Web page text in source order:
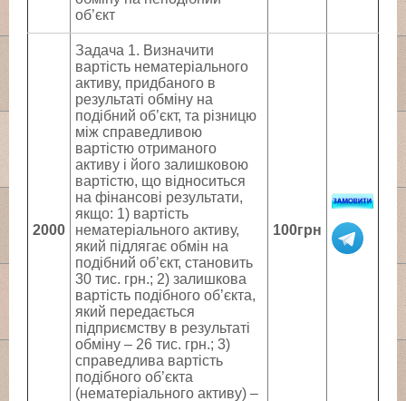
об’єкт
2000
Задача 1. Визначити
вартість нематеріального
активу, придбаного в
результаті обміну на
подібний об’єкт, та різницю
між справедливою
вартістю отриманого
активу і його залишковою
вартістю, що відноситься
на фінансові результати,
якщо: 1) вартість
нематеріального активу,
який підлягає обмін на
подібний об’єкт, становить
30 тис. грн.; 2) залишкова
вартість подібного об’єкта,
який передається
підприємству в результаті
обміну – 26 тис. грн.; 3)
справедлива вартість
подібного об’єкта
(нематеріального активу) –
100грн